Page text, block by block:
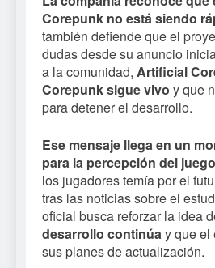
Corepunk no está siendo
también defiende que el
dudas desde su anuncio
a la comunidad, Artificial
Corepunk sigue vivo y que
para detener el desarrollo.
Ese mensaje llega en un
para la percepción del juego
los jugadores temía por el
tras las noticias sobre el
oficial busca reforzar la idea
desarrollo continúay que el
sus planes de actualización.